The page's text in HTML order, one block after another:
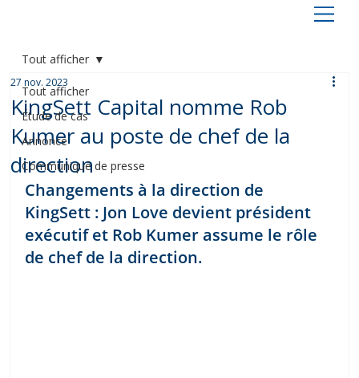
Tout afficher
Étude de cas
Annonce
Communiqué de presse
Tout afficher
KingSett Capital nomme Rob
Kumer au poste de chef de la
direction
27 nov. 2023
Changements à la direction de
KingSett : Jon Love devient président
exécutif et Rob Kumer assume le rôle
de chef de la direction.